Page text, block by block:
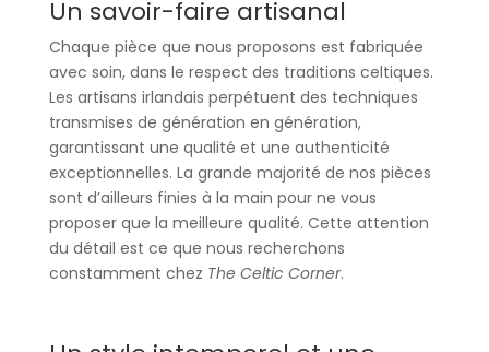
Un savoir-faire artisanal
Chaque pièce que nous proposons est fabriquée
avec soin, dans le respect des traditions celtiques.
Les artisans irlandais perpétuent des techniques
transmises de génération en génération,
garantissant une qualité et une authenticité
exceptionnelles. La grande majorité de nos pièces
sont d’ailleurs finies à la main pour ne vous
proposer que la meilleure qualité. Cette attention
du détail est ce que nous recherchons
constamment chez The Celtic Corner.